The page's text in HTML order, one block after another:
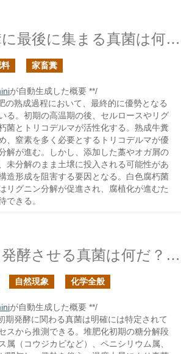
山積みの牛糞に最後に集まる真菌は何だ？
家畜糞
が自動生成した概要 **/
の熟成過程において、最終的に優勢となる
る。初期の高温期の後、セルロースやリグ
菌とトリコデルマが活性化する。熟成牛糞
、窒素を多く必要とするトリコデルマが優
解が進む。しかし、添加した藁やオガ屑の
未分解のまま土壌に投入される可能性があ
造形成を阻害する要因となる。白色腐朽菌
リグニン分解が促進され、腐植化が進むた
できる。
牛糞を最初に発酵させる真菌は何だ？の続き
自然現象 化学全般
が自動生成した概要 **/
期発酵に関わる真菌は明確には特定されて
スから推測できる。堆肥化初期の糖分解段
属（コウジカビなど）、ペニシリウム属、